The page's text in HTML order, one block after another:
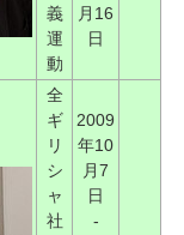
義
運
動
月16
日
全
ギ
リ
シ
ャ
社
2009
年10
月7
日
-